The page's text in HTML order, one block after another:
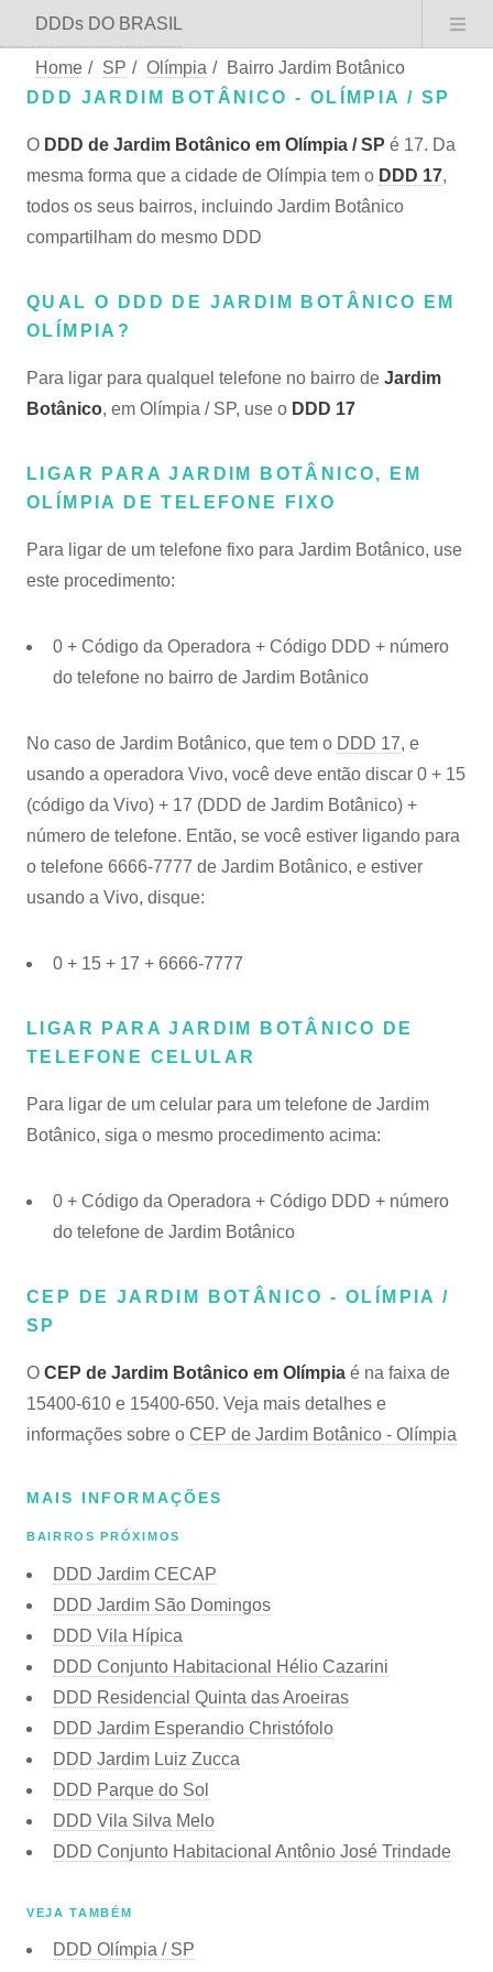
DDDs DO BRASIL
Home / SP / Olímpia /
Bairro Jardim Botânico
DDD JARDIM BOTÂNICO - OLÍMPIA / SP
O DDD de Jardim Botânico em Olímpia / SP é 17. Da
mesma forma que a cidade de Olímpia tem o DDD 17,
todos os seus bairros, incluindo Jardim Botânico
compartilham do mesmo DDD
QUAL O DDD DE JARDIM BOTÂNICO EM
OLÍMPIA?
Para ligar para qualquel telefone no bairro de Jardim
Botânico, em Olímpia / SP, use o DDD 17
LIGAR PARA JARDIM BOTÂNICO, EM
OLÍMPIA DE TELEFONE FIXO
Para ligar de um telefone fixo para Jardim Botânico, use
este procedimento:
0 + Código da Operadora + Código DDD + número
do telefone no bairro de Jardim Botânico
No caso de Jardim Botânico, que tem o DDD 17, e
usando a operadora Vivo, você deve então discar 0 + 15
(código da Vivo) + 17 (DDD de Jardim Botânico) +
número de telefone. Então, se você estiver ligando para
o telefone 6666-7777 de Jardim Botânico, e estiver
usando a Vivo, disque:
0 + 15 + 17 + 6666-7777
LIGAR PARA JARDIM BOTÂNICO DE
TELEFONE CELULAR
Para ligar de um celular para um telefone de Jardim
Botânico, siga o mesmo procedimento acima:
0 + Código da Operadora + Código DDD + número
do telefone de Jardim Botânico
CEP DE JARDIM BOTÂNICO - OLÍMPIA /
SP
O CEP de Jardim Botânico em Olímpia é na faixa de
15400-610 e 15400-650. Veja mais detalhes e
informações sobre o CEP de Jardim Botânico - Olímpia
MAIS INFORMAÇÕES
BAIRROS PRÓXIMOS
DDD Jardim CECAP
DDD Jardim São Domingos
DDD Vila Hípica
DDD Conjunto Habitacional Hélio Cazarini
DDD Residencial Quinta das Aroeiras
DDD Jardim Esperandio Christófolo
DDD Jardim Luiz Zucca
DDD Parque do Sol
DDD Vila Silva Melo
DDD Conjunto Habitacional Antônio José Trindade
VEJA TAMBÉM
DDD Olímpia / SP